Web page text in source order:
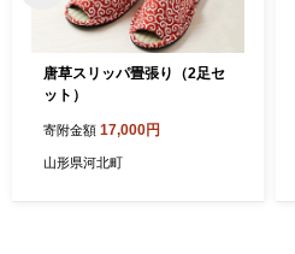
唐草スリッパ畳張り（2足セ
ット）
寄附金額 17,000円
山形県河北町